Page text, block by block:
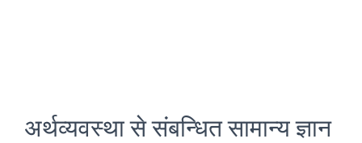
अर्थव्यवस्था से संबन्धित सामान्य ज्ञान